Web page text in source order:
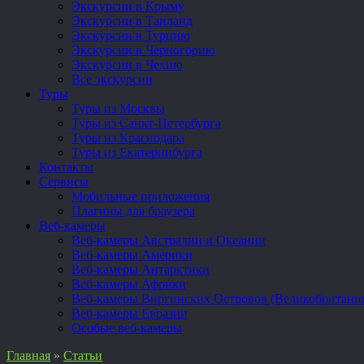
Экскурсии в Крыму
Экскурсии в Таиланд
Экскурсии в Турцию
Экскурсии в Черногорию
Экскурсии в Чехию
Все экскурсии
Туры
Туры из Москвы
Туры из Санкт-Петербурга
Туры из Краснодара
Туры из Екатеринбурга
Контакты
Сервисы
Мобильные приложения
Плагины для браузера
Веб-камеры
Веб-камеры Австралии и Океании
Веб-камеры Америки
Веб-камеры Антарктики
Веб-камеры Африки
Веб-камеры Виргинских Островов
Веб-камеры Евразии
Особые веб-камеры
Главная » Статьи